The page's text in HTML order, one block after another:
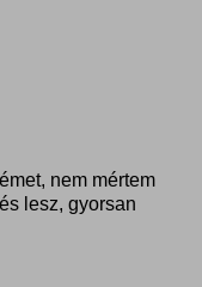
nem mértem
lesz, gyorsan